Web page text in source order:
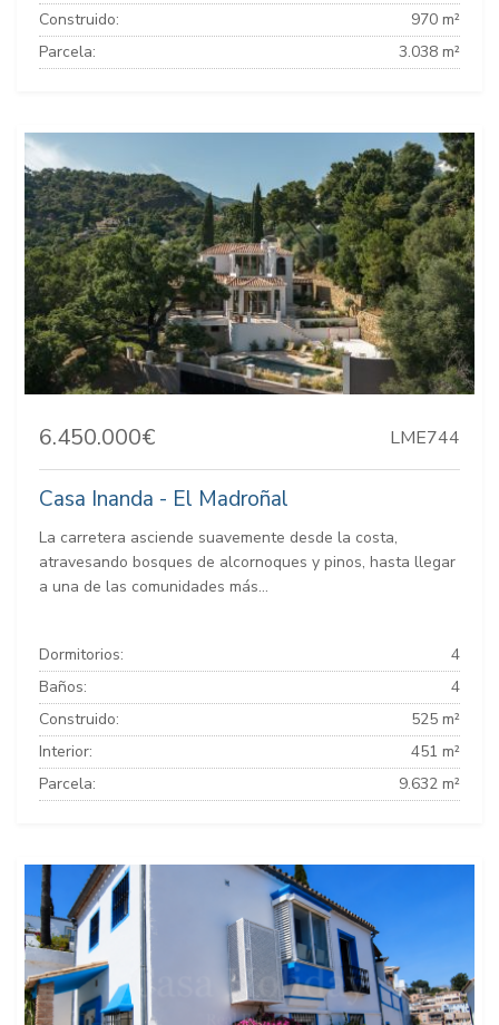
Construido:
970 m²
Parcela:
3.038 m²
6.450.000€ LME744
Casa Inanda - El Madroñal
La carretera asciende suavemente desde la costa,
atravesando bosques de alcornoques y pinos, hasta llegar
a una de las comunidades más...
Dormitorios:
4
Baños:
4
Construido:
525 m²
Interior:
451 m²
Parcela:
9.632 m²